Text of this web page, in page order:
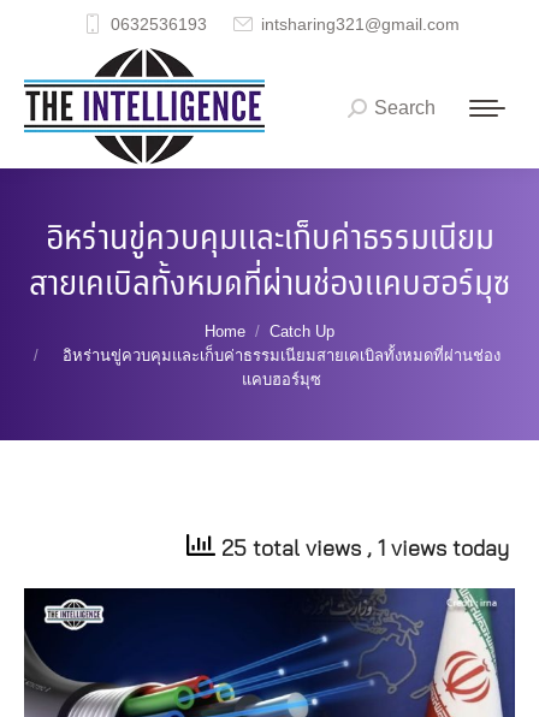
0632536193 intsharing321@gmail.com
Search:
Search
อิหร่านขู่ควบคุมและเก็บค่าธรรมเนียม
สายเคเบิลทั้งหมดที่ผ่านช่องแคบฮอร์มุซ
Home
Catch Up
อิหร่านขู่ควบคุมและเก็บค่าธรรมเนียมสายเคเบิลทั้งหมดที่ผ่านช่อง
แคบฮอร์มุซ
25 total views , 1 views today